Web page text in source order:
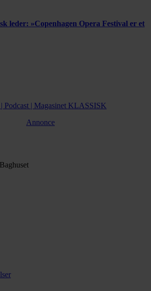
leder: »Copenhagen Opera Festival er et
Annonce